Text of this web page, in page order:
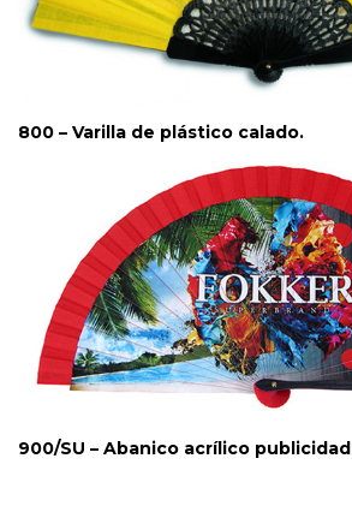
800 – Varilla de plástico calado.
900/SU – Abanico acrílico publicidad